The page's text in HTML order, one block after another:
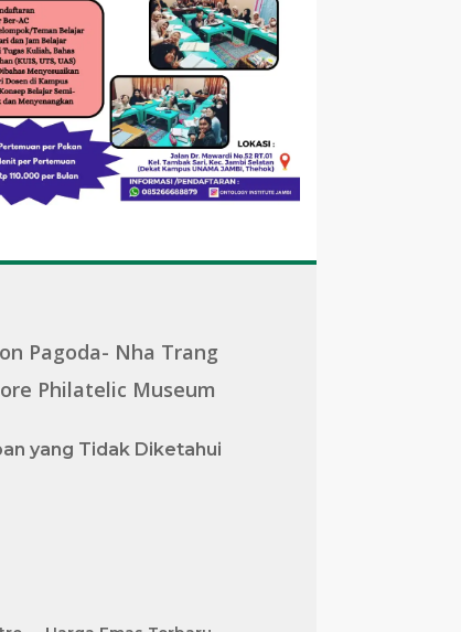
Pagoda- Nha Trang
Philatelic Museum
yang Tidak Diketahui